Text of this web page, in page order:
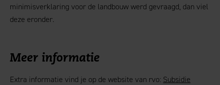
minimisverklaring voor de landbouw werd gevraagd, dan viel
deze eronder.
Meer informatie
Extra informatie vind je op de website van rvo: Subsidie